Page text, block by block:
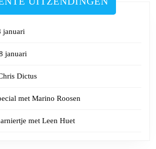
januari
januari
Dictus
met Marino Roosen
met Leen Huet